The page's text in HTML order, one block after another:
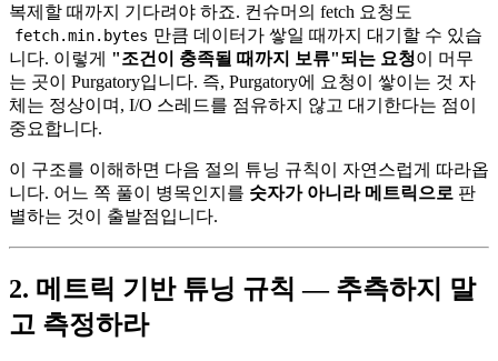
복제할 때까지 기다려야 하죠. 컨슈머의 fetch 요청도
fetch.min.bytes 만큼 데이터가 쌓일 때까지 대기할 수 있습
니다. 이렇게 "조건이 충족될 때까지 보류"되는 요청이 머무
는 곳이 Purgatory입니다. 즉, Purgatory에 요청이 쌓이는 것 자
체는 정상이며, I/O 스레드를 점유하지 않고 대기한다는 점이
중요합니다.
이 구조를 이해하면 다음 절의 튜닝 규칙이 자연스럽게 따라옵
니다. 어느 쪽 풀이 병목인지를 숫자가 아니라 메트릭으로 판
별하는 것이 출발점입니다.
2. 메트릭 기반 튜닝 규칙 — 추측하지 말
고 측정하라